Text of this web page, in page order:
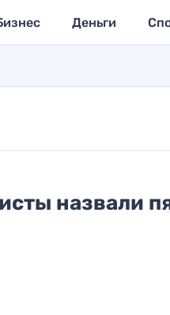
Деньги
назвали